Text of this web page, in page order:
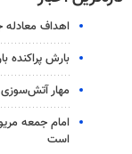
اهداف معادله
بارش پراکنده
مهار
امام جمعه
است